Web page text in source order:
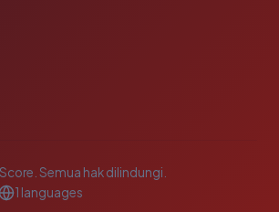
Semua hak dilindungi.
1 languages